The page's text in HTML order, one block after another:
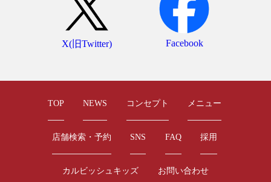
X(旧Twitter) Facebook
TOP NEWS コンセプト メニュー
店舗検索・予約 SNS FAQ 採用
カルビッシュキッズ お問い合わせ